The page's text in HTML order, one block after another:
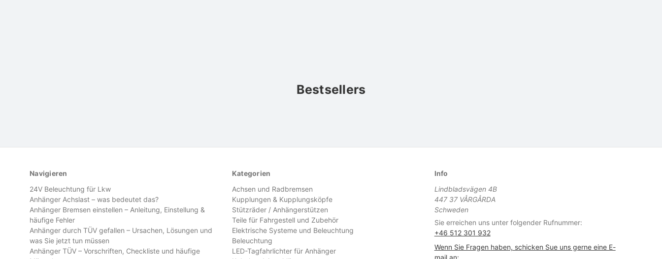
Bestsellers
Navigieren
24V Beleuchtung für Lkw
Anhänger Achslast – was bedeutet das?
Anhänger Bremsen einstellen – Anleitung, Einstellung &
häufige Fehler
Anhänger durch TÜV gefallen – Ursachen, Lösungen und
was Sie jetzt tun müssen
Anhänger TÜV – Vorschriften, Checkliste und häufige
Kategorien
Achsen und Radbremsen
Kupplungen & Kupplungsköpfe
Stützräder / Anhängerstützen
Teile für Fahrgestell und Zubehör
Elektrische Systeme und Beleuchtung
Beleuchtung
LED-Tagfahrlichter für Anhänger
Info
Lindbladsvägen 4B
447 37 VÅRGÅRDA
Schweden
Sie erreichen uns unter folgender Rufnummer:
+46 512 301 932
Wenn Sie Fragen haben, schicken Sue uns gerne eine E-